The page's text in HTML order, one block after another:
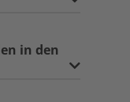
in den